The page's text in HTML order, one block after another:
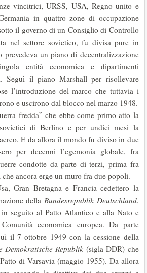
vincitrici, URSS, USA, Regno unito e
in quattro zone di occupazione
il governo di un Consiglio di Controllo
nel settore sovietico, fu divisa pure in
prevedeva un piano di decentralizzazione
entità economica e dipartimenti
Seguì il piano Marshall per risollevare
l’introduzione del marco che tuttavia i
e uscirono dal blocco nel marzo 1948.
fredda” che ebbe come primo atto la
di Berlino e per undici mesi la
E da allora il mondo fu diviso in due
per decenni l’egemonia globale, fra
condotte da parte di terzi, prima fra
ancora erge un muro fra due popoli.
Gran Bretagna e Francia cedettero la
della Bundesrepublik Deutschland,
seguito al Patto Atlantico e alla Nato e
economica europea. Da parte
il 7 ottobre 1949 con la cessione della
Demokratische Republik (sigla DDR) che
di Varsavia (maggio 1955). Da allora